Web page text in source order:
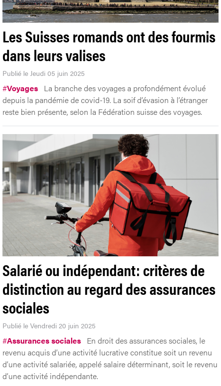
Les Suisses romands ont des fourmis
dans leurs valises
Publié le Jeudi 05 juin 2025
#Voyages La branche des voyages a profondément évolué
depuis la pandémie de covid-19. La soif d’évasion à l’étranger
reste bien présente, selon la Fédération suisse des voyages.
Salarié ou indépendant: critères de
distinction au regard des assurances
sociales
Publié le Vendredi 20 juin 2025
#Assurances sociales En droit des assurances sociales, le
revenu acquis d’une activité lucrative constitue soit un revenu
d’une activité salariée, appelé salaire déterminant, soit le revenu
d’une activité indépendante.